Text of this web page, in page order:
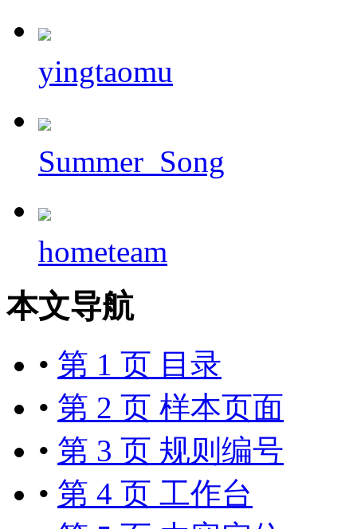
yingtaomu
Summer_Song
hometeam
本文导航
• 第 1 页 目录
• 第 2 页 样本页面
• 第 3 页 规则编号
• 第 4 页 工作台